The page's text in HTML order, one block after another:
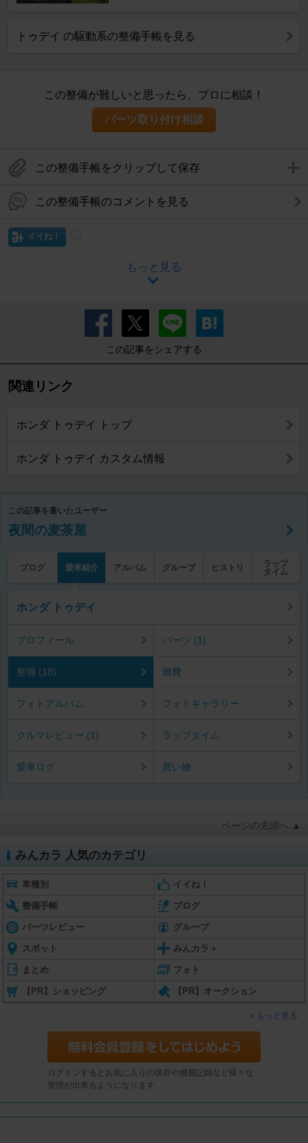
トゥデイ の駆動系の整備手帳を見る
この整備が難しいと思ったら、プロに相談！
パーツ取り付け相談
この整備手帳をクリップして保存
この整備手帳のコメントを見る
イイね！
もっと見る
この記事をシェアする
関連リンク
ホンダ トゥデイ トップ
ホンダ トゥデイ カスタム情報
この記事を書いたユーザー
夜間の麦茶屋
ブログ 愛車紹介 アルバム グループ ヒストリ
ラップ
タイム
ホンダ トゥデイ
プロフィール パーツ (1)
整備 (18) 燃費
フォトアルバム フォトギャラリー
クルマレビュー (1) ラップタイム
愛車ログ 買い物
ページの先頭へ ▲
みんカラ 人気のカテゴリ
車種別 イイね！
整備手帳 ブログ
パーツレビュー グループ
スポット みんカラ＋
まとめ フォト
【PR】ショッピング 【PR】オークション
もっと見る
ログインするとお気に入りの保存や燃費記録など様々な
管理が出来るようになります